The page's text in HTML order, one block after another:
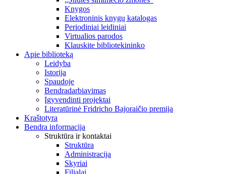
Knygos
Elektroninis knygų katalogas
Periodiniai leidiniai
Virtualios parodos
Klauskite bibliotekininko
Apie biblioteką
Leidyba
Istorija
Spaudoje
Bendradarbiavimas
Įgyvendinti projektai
Literatūrinė Fridricho Bajoraičio premija
Kraštotyra
Bendra informacija
Struktūra ir kontaktai
Struktūra
Administracija
Skyriai